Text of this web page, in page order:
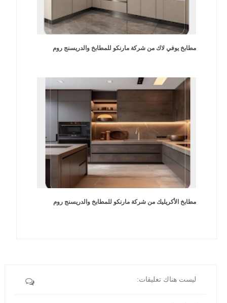
مطابخ يوفي لاك من شركة مارنكو للمطابخ والدريسنج روم
مطابخ الأكريليك من شركة مارنكو للمطابخ والدريسنج روم
ليست هناك تعليقات: